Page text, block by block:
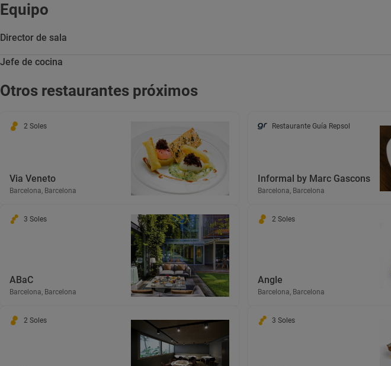
Equipo
Director de sala
Jefe de cocina
Otros restaurantes próximos
2 Soles
Via Veneto
Barcelona, Barcelona
Restaurante Guía Repsol
Informal by Marc Gascons
Barcelona, Barcelona
3 Soles
ABaC
Barcelona, Barcelona
2 Soles
Angle
Barcelona, Barcelona
2 Soles 3 Soles